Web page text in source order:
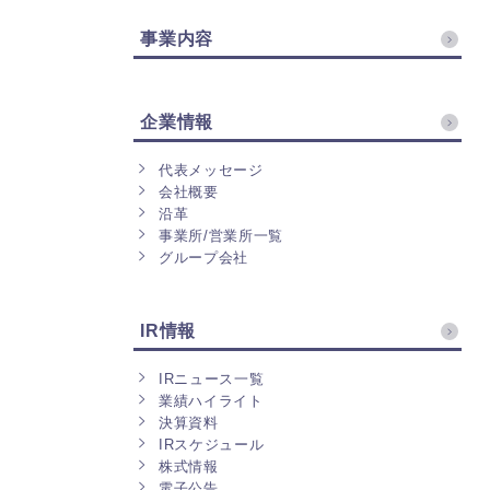
事業内容
企業情報
代表メッセージ
会社概要
沿革
事業所/営業所一覧
グループ会社
IR情報
IRニュース一覧
業績ハイライト
決算資料
IRスケジュール
株式情報